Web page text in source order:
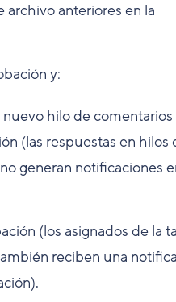
archivo anteriores en la
y:
hilo de comentarios
(las respuestas en hilos
generan notificaciones
(los asignados de la
reciben una